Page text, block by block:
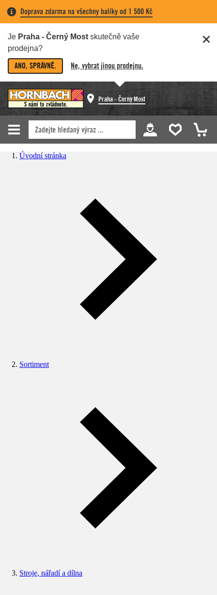
Doprava zdarma na všechny balíky od 1 500 Kč
Je Praha - Černý Most skutečně vaše
prodejna?
ANO, SPRÁVNĚ. Ne, vybrat jinou prodejnu.
Praha - Černý Most
Úvodní stránka
Sortiment
Stroje, nářadí a dílna